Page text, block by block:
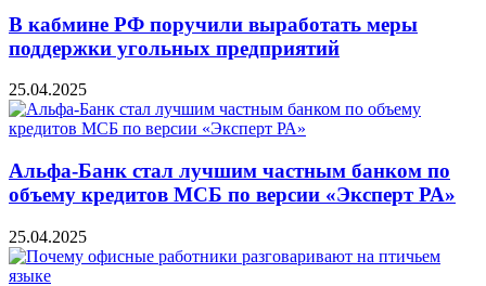
В кабмине РФ поручили выработать меры
поддержки угольных предприятий
25.04.2025
Альфа-Банк стал лучшим частным банком по
объему кредитов МСБ по версии «Эксперт РА»
25.04.2025